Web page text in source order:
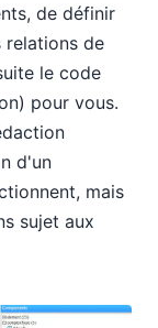
de définir
relations de
le code
pour vous.
d'un
mais
sujet aux